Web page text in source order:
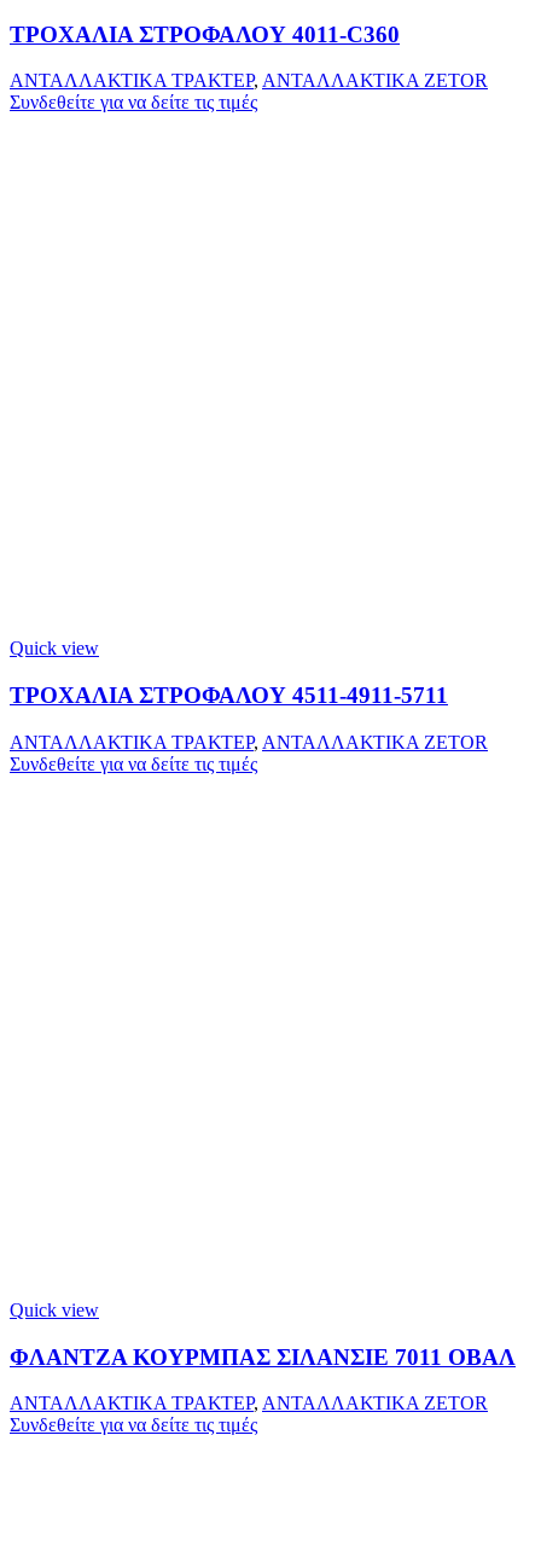
ΤΡΟΧΑΛΙΑ ΣΤΡΟΦΑΛΟΥ 4011-C360
ΑΝΤΑΛΛΑΚΤΙΚΑ ΤΡΑΚΤΕΡ, ΑΝΤΑΛΛΑΚΤΙΚΑ ZETOR
Συνδεθείτε για να δείτε τις τιμές
Quick view
ΤΡΟΧΑΛΙΑ ΣΤΡΟΦΑΛΟΥ 4511-4911-5711
ΑΝΤΑΛΛΑΚΤΙΚΑ ΤΡΑΚΤΕΡ, ΑΝΤΑΛΛΑΚΤΙΚΑ ZETOR
Συνδεθείτε για να δείτε τις τιμές
Quick view
ΦΛΑΝΤΖΑ ΚΟΥΡΜΠΑΣ ΣΙΛΑΝΣΙΕ 7011 ΟΒΑΛ
ΑΝΤΑΛΛΑΚΤΙΚΑ ΤΡΑΚΤΕΡ, ΑΝΤΑΛΛΑΚΤΙΚΑ ZETOR
Συνδεθείτε για να δείτε τις τιμές